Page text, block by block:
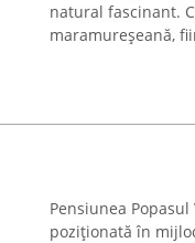
natural fascinant.
maramureșeană,
Pensiunea
poziționată în